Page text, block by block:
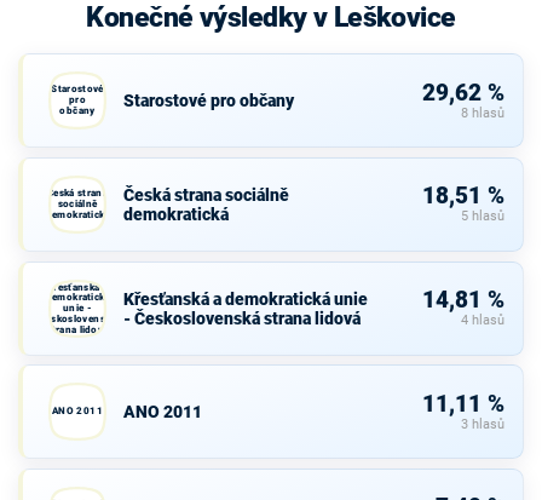
Konečné výsledky v Leškovice
Starostové
pro
občany
Starostové pro občany 29,62 %
8 hlasů
Česká strana
sociálně
demokratická
Česká strana sociálně
demokratická
18,51 %
5 hlasů
Křesťanská a
demokratická
unie -
Československá
strana lidová
Křesťanská a demokratická unie
- Československá strana lidová
14,81 %
4 hlasů
ANO 2011 ANO 2011 11,11 %
3 hlasů